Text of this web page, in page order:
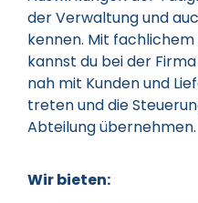
der Verwaltung und
kennen. Mit
kannst du bei der
nah mit Kunden und
treten und die
Abteilung übernehmen.
Wir bieten: